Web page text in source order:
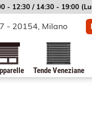
- 12:30 / 14:30 - 19:00
- 20154, Milano
Tende Veneziane